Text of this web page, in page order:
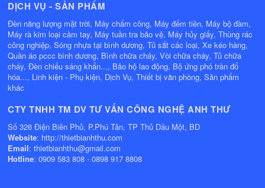
DỊCH VỤ - SẢN PHẨM
Đèn năng lượng mặt trời, Máy chấm công, Máy đếm tiền, Máy bộ đàm,
Máy rà kim loại cầm tay, Máy tuần tra bảo vệ, Máy hủy giấy, Thùng rác
công nghiệp, Sóng nhựa tại bình dương, Tủ sắt các loại, Xe kéo hàng,
Quần áo pccc bình dương, Bình chữa cháy, Vòi chữa cháy, Tủ chữa
cháy, Đèn chiếu sáng khẩn..., Bảo hộ lao động, Bộ ứng phó tràn đổ
hóa..., Linh kiện - Phụ kiện, Dịch Vụ, Thiết bị văn phòng, Sản phẩm
khác
CTY TNHH TM DV TƯ VẤN CÔNG NGHỆ ANH THƯ
Số 326 Điện Biên Phủ, P.Phú Tân, TP Thủ Dầu Một, BD
Website: http://thietbianhthu.com
Email: thietbianhthu@gmail.com
Hotline: 0909 583 808 - 0898 917 8808